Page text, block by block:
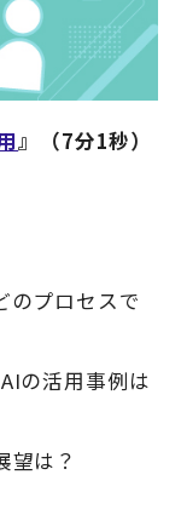
』（7分1秒）
のプロセスで
の活用事例は
望は？